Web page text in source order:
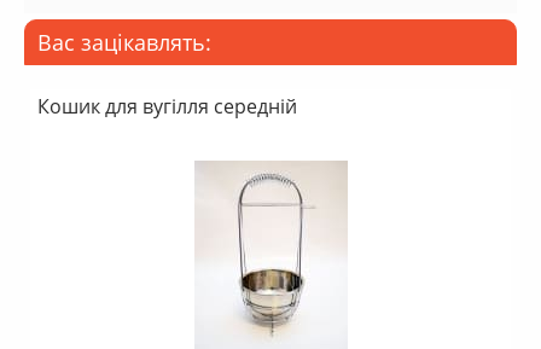
Вас зацікавлять:
Кошик для вугілля середній